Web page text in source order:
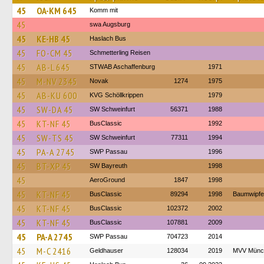
45 OA-KM 645 Komm mit
45 swa Augsburg
45 KE-HB 45 Haslach Bus
45 FO-CM 45 Schmetterling Reisen
45 AB-L 645 STWAB Aschaffenburg 1971
45 M-NV 2345 Novak 1274 1975
45 AB-KU 600 KVG Schöllkrippen 1979
45 SW-DA 45 SW Schweinfurt 56371 1988
45 KT-NF 45 BusClassic 1992
45 SW-TS 45 SW Schweinfurt 77311 1994
45 PA-A 2745 SWP Passau 1996
45 BT-XP 45 SW Bayreuth 1998
45 AeroGround 1847 1998
45 KT-NF 45 BusClassic 89294 1998
45 KT-NF 45 BusClassic 102372 2002
45 KT-NF 45 BusClassic 107881 2009
45 PA-A 2745 SWP Passau 704723 2014
45 M-C 2416 Geldhauser 128034 2019 MVV